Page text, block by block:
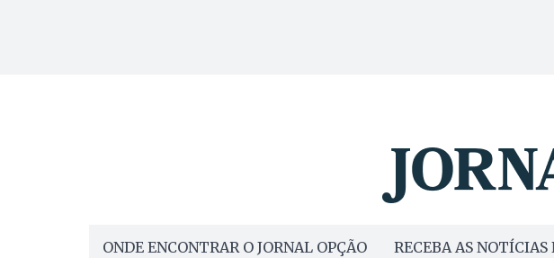
ONDE ENCONTRAR O JORNAL OPÇÃO RECEBA AS NOTÍCIAS